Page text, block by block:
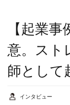
【起業
意。スト
師として
インタビュー
タグ
50代
60代
AI
カウンセラー